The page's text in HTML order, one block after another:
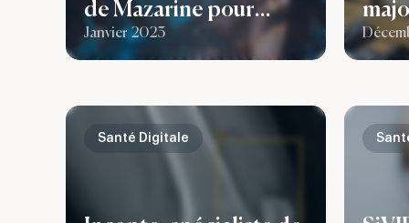
de Mazarine pour
accélérer son
France et dans le
monde
Janvier 2023
Santé Digitale